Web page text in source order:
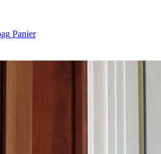
Panier